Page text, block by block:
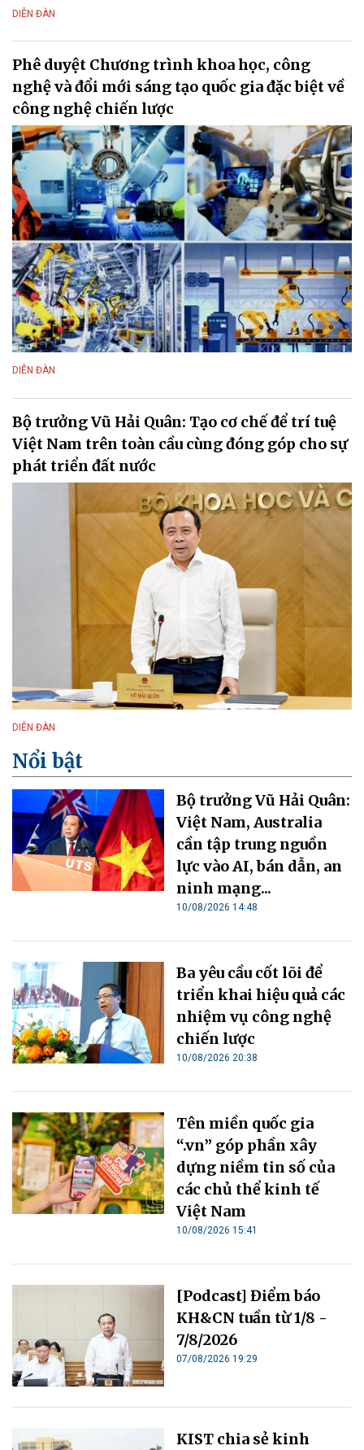
DIỄN ĐÀN
Phê duyệt Chương trình khoa học, công
nghệ và đổi mới sáng tạo quốc gia đặc biệt về
công nghệ chiến lược
DIỄN ĐÀN
Bộ trưởng Vũ Hải Quân: Tạo cơ chế để trí tuệ
Việt Nam trên toàn cầu cùng đóng góp cho sự
phát triển đất nước
DIỄN ĐÀN
Nổi bật
Bộ trưởng Vũ Hải Quân:
Việt Nam, Australia
cần tập trung nguồn
lực vào AI, bán dẫn, an
ninh mạng...
10/08/2026 14:48
Ba yêu cầu cốt lõi để
triển khai hiệu quả các
nhiệm vụ công nghệ
chiến lược
10/08/2026 20:38
Tên miền quốc gia
“.vn” góp phần xây
dựng niềm tin số của
các chủ thể kinh tế
Việt Nam
10/08/2026 15:41
[Podcast] Điểm báo
KH&CN tuần từ 1/8 -
7/8/2026
07/08/2026 19:29
KIST chia sẻ kinh